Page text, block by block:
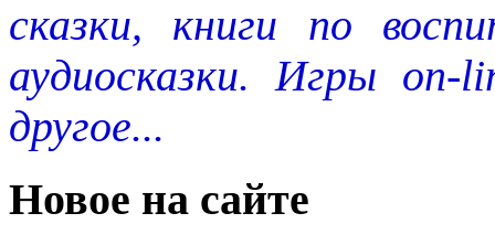
сказки, книги по
аудиосказки. Игры
другое...
Новое на сайте